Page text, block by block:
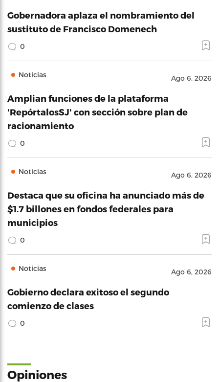
Gobernadora aplaza el nombramiento del
sustituto de Francisco Domenech
0
Noticias Ago 6, 2026
Amplian funciones de la plataforma
'RepórtalosSJ' con sección sobre plan de
racionamiento
0
Noticias Ago 6, 2026
Destaca que su oficina ha anunciado más de
$1.7 billones en fondos federales para
municipios
0
Noticias Ago 6, 2026
Gobierno declara exitoso el segundo
comienzo de clases
0
Opiniones